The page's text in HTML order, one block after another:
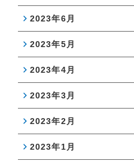
2023年6月
2023年5月
2023年4月
2023年3月
2023年2月
2023年1月